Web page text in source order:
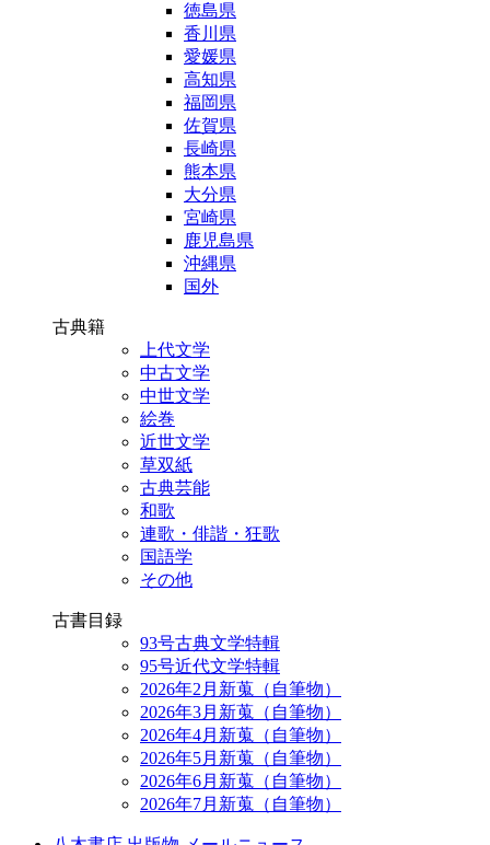
徳島県
香川県
愛媛県
高知県
福岡県
佐賀県
長崎県
熊本県
大分県
宮崎県
鹿児島県
沖縄県
国外
古典籍
上代文学
中古文学
中世文学
絵巻
近世文学
草双紙
古典芸能
和歌
連歌・俳諧・狂歌
国語学
その他
古書目録
93号古典文学特輯
95号近代文学特輯
2026年2月新蒐（自筆物）
2026年3月新蒐（自筆物）
2026年4月新蒐（自筆物）
2026年5月新蒐（自筆物）
2026年6月新蒐（自筆物）
2026年7月新蒐（自筆物）